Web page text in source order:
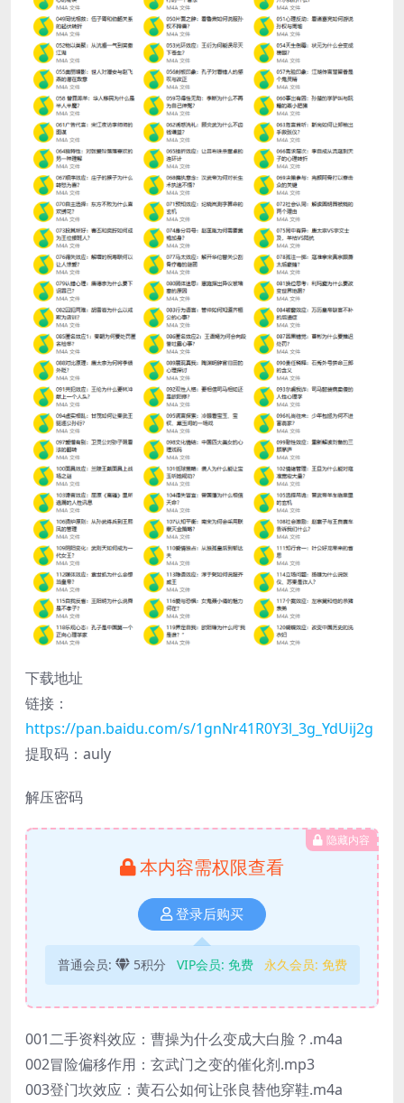
下载地址
链接：
https://pan.baidu.com/s/1gnNr41R0Y3l_3g_YdUij2g
提取码：auly
解压密码
隐藏内容
本内容需权限查看
登录后购买
普通会员: 5积分 VIP会员: 免费 永久会员: 免费
001二手资料效应：曹操为什么变成大白脸？.m4a
002冒险偏移作用：玄武门之变的催化剂.mp3
003登门坎效应：黄石公如何让张良替他穿鞋.m4a